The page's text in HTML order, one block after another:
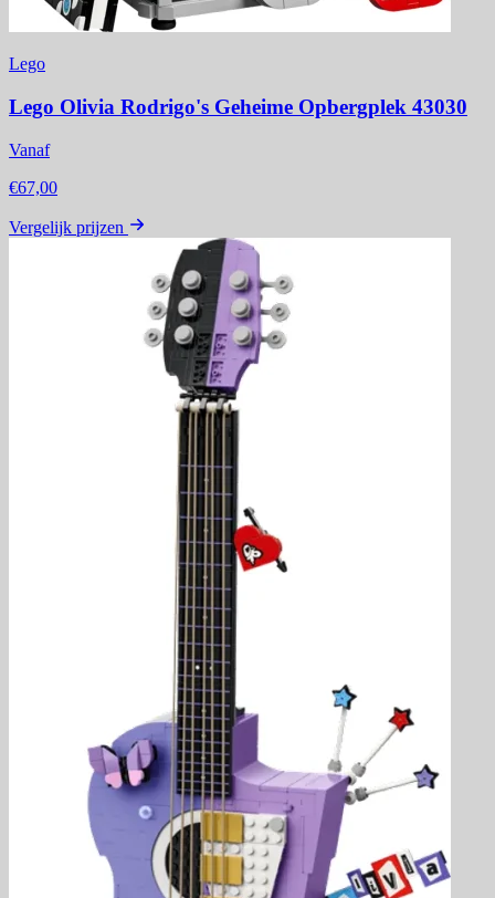
Lego
Lego Olivia Rodrigo's Geheime Opbergplek 43030
Vanaf
€67,00
Vergelijk prijzen